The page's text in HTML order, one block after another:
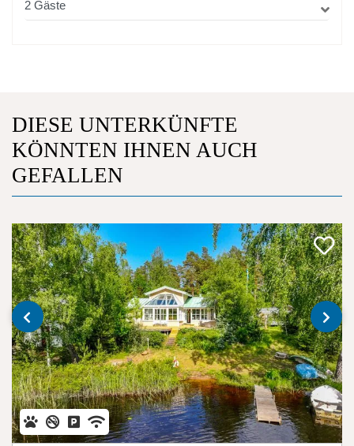
DIESE UNTERKÜNFTE
KÖNNTEN IHNEN AUCH
GEFALLEN
‹ ›